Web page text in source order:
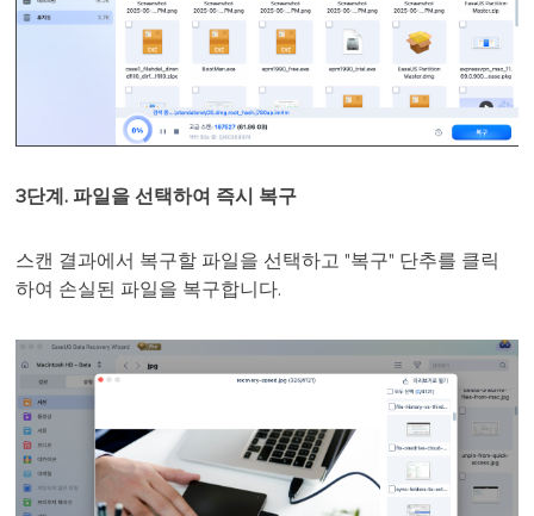
3단계. 파일을 선택하여 즉시 복구
스캔 결과에서 복구할 파일을 선택하고 "복구" 단추를 클릭
하여 손실된 파일을 복구합니다.